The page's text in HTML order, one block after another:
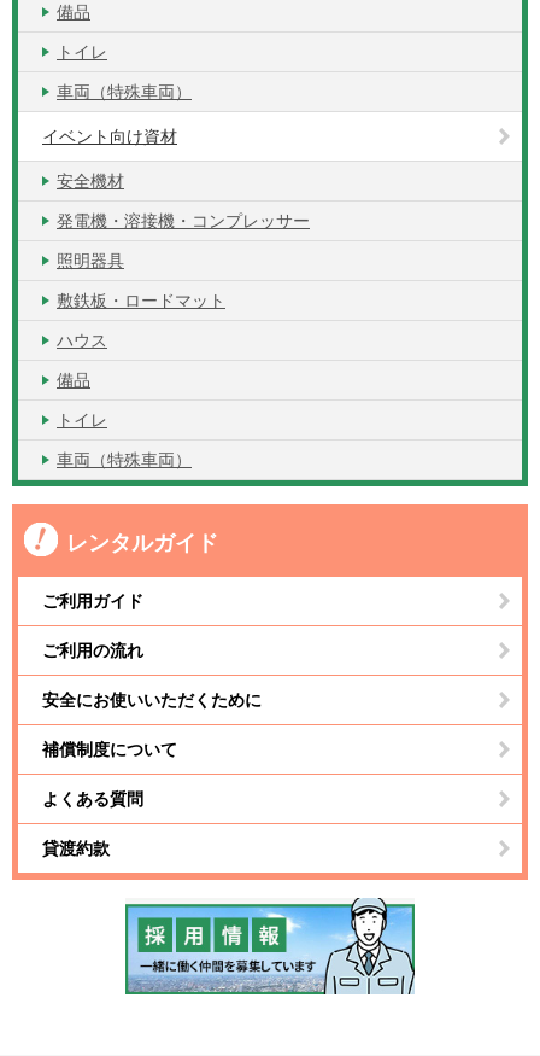
備品
トイレ
車両（特殊車両）
イベント向け資材
安全機材
発電機・溶接機・コンプレッサー
照明器具
敷鉄板・ロードマット
ハウス
備品
トイレ
車両（特殊車両）
レンタルガイド
ご利用ガイド
ご利用の流れ
安全にお使いいただくために
補償制度について
よくある質問
貸渡約款